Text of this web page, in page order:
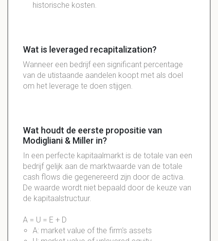
historische kosten.
Wat is leveraged recapitalization?
Wanneer een bedrijf een significant percentage
van de utistaande aandelen koopt met als doel
om het leverage te doen stijgen.
Wat houdt de eerste propositie van
Modigliani & Miller in?
In een perfecte kapitaalmarkt is de totale van een
bedrijf gelijk aan de marktwaarde van de totale
cash flows die gegenereerd zijn door de activa.
De waarde wordt niet bepaald door de keuze van
de kapitaalstructuur.
A = U = E + D
A: market value of the firm's assets